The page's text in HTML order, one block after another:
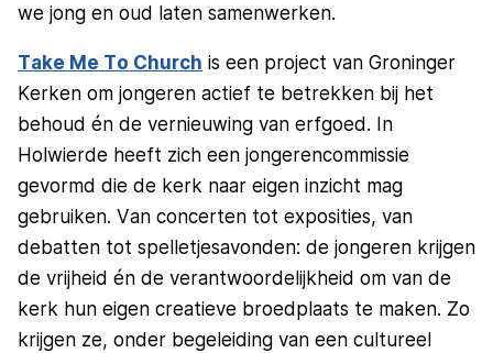
we jong en oud laten samenwerken.
Take Me To Church is een project van Groninger
Kerken om jongeren actief te betrekken bij het
behoud én de vernieuwing van erfgoed. In
Holwierde heeft zich een jongerencommissie
gevormd die de kerk naar eigen inzicht mag
gebruiken. Van concerten tot exposities, van
debatten tot spelletjesavonden: de jongeren krijgen
de vrijheid én de verantwoordelijkheid om van de
kerk hun eigen creatieve broedplaats te maken. Zo
krijgen ze, onder begeleiding van een cultureel